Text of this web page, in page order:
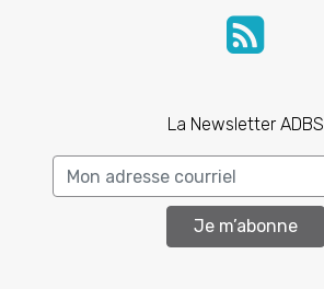
La Newsletter ADBS
Je m’abonne